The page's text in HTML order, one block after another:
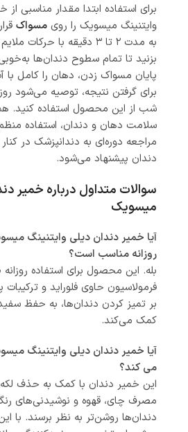
برای استفاده ابتدا مقدار مناسبی
وایتنینگ میسویک را روی مسواک
به مدت ۲ تا ۳ دقیقه با
بزنید تا تمام سطوح دندان‌ها
پایان مسواک زدن، دهان را کامل
برای گرفتن نتیجه، توصیه می‌شود
شب از این محصول استفاده کنید.
سلامت دهان و دندان، استفاده
مراجعه دوره‌ای به دندانپزشک در
دندان پیشنهاد می‌شود.
سوالات متداول درباره خمیر
میسویک
آیا خمیر دندان دیلی وایتنینگ
روزانه مناسب است؟
بله. این محصول برای استفاده
فرمولاسیون حاوی فلوراید و ترکیبات
بر تمیز کردن دندان‌ها، به حفظ
کمک می‌کند.
آیا خمیر دندان دیلی وایتنینگ
می‌ کند؟
این خمیر دندان با کمک به حذف
مصرف چای، قهوه و نوشیدنی‌های
دندان‌ها روشن‌تر به نظر برسند. با